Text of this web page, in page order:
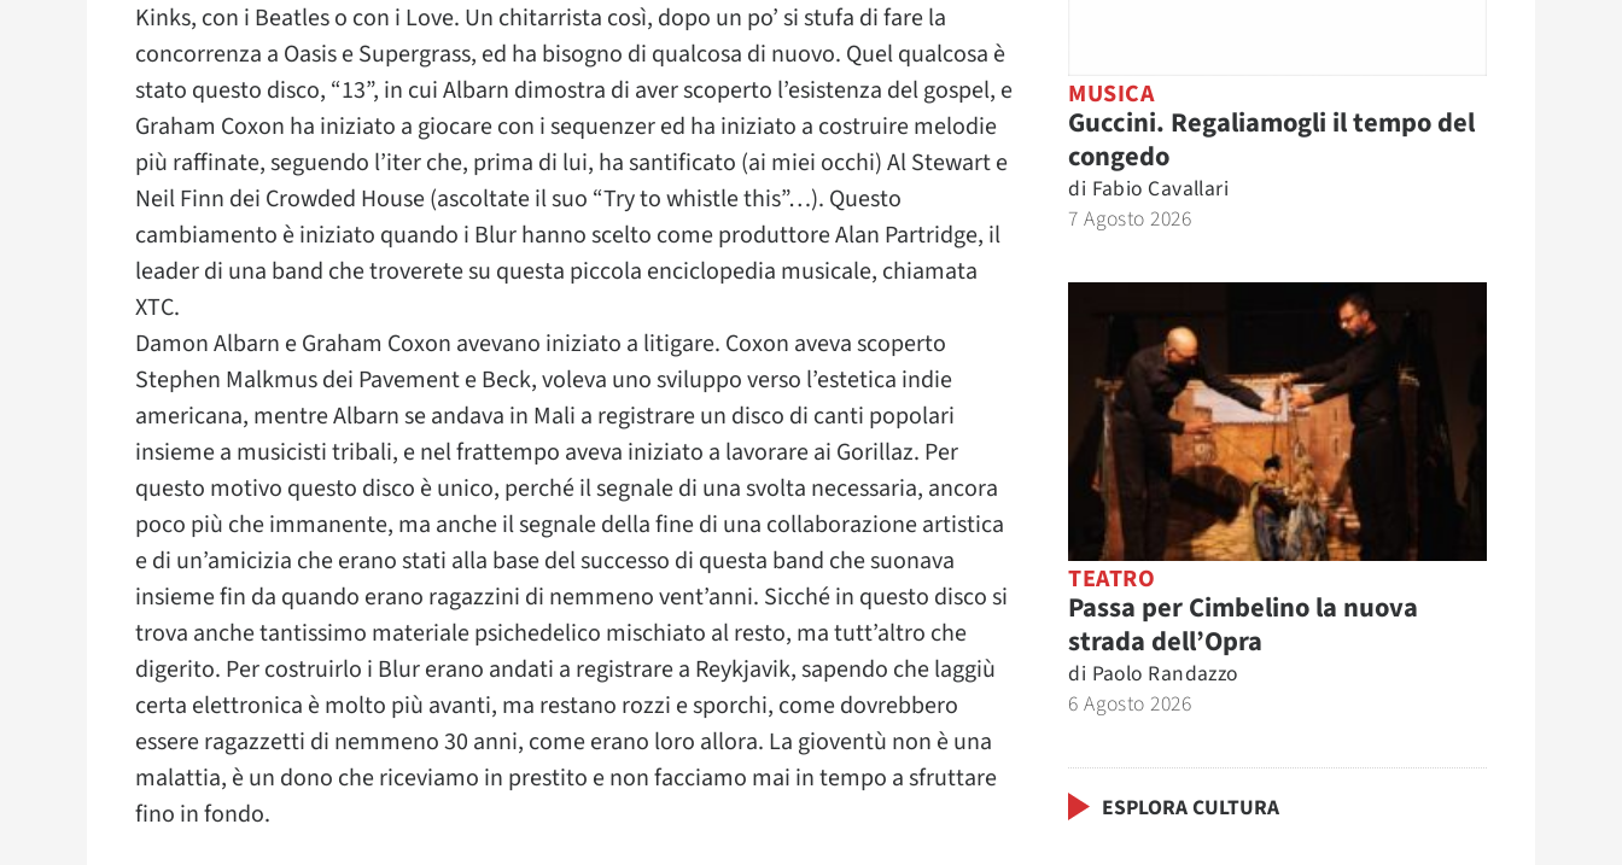
Kinks, con i Beatles o con i Love. Un chitarrista così, dopo un po’ si stufa di fare la
concorrenza a Oasis e Supergrass, ed ha bisogno di qualcosa di nuovo. Quel qualcosa è
stato questo disco, “13”, in cui Albarn dimostra di aver scoperto l’esistenza del gospel, e
Graham Coxon ha iniziato a giocare con i sequenzer ed ha iniziato a costruire melodie
più raffinate, seguendo l’iter che, prima di lui, ha santificato (ai miei occhi) Al Stewart e
Neil Finn dei Crowded House (ascoltate il suo “Try to whistle this”…). Questo
cambiamento è iniziato quando i Blur hanno scelto come produttore Alan Partridge, il
leader di una band che troverete su questa piccola enciclopedia musicale, chiamata
XTC.
Damon Albarn e Graham Coxon avevano iniziato a litigare. Coxon aveva scoperto
Stephen Malkmus dei Pavement e Beck, voleva uno sviluppo verso l’estetica indie
americana, mentre Albarn se andava in Mali a registrare un disco di canti popolari
insieme a musicisti tribali, e nel frattempo aveva iniziato a lavorare ai Gorillaz. Per
questo motivo questo disco è unico, perché il segnale di una svolta necessaria, ancora
poco più che immanente, ma anche il segnale della fine di una collaborazione artistica
e di un’amicizia che erano stati alla base del successo di questa band che suonava
insieme fin da quando erano ragazzini di nemmeno vent’anni. Sicché in questo disco si
trova anche tantissimo materiale psichedelico mischiato al resto, ma tutt’altro che
digerito. Per costruirlo i Blur erano andati a registrare a Reykjavik, sapendo che laggiù
certa elettronica è molto più avanti, ma restano rozzi e sporchi, come dovrebbero
essere ragazzetti di nemmeno 30 anni, come erano loro allora. La gioventù non è una
malattia, è un dono che riceviamo in prestito e non facciamo mai in tempo a sfruttare
fino in fondo.
MUSICA
Guccini. Regaliamogli il tempo del
congedo
di Fabio Cavallari
7 Agosto 2026
TEATRO
Passa per Cimbelino la nuova
strada dell’Opra
di Paolo Randazzo
6 Agosto 2026
ESPLORA CULTURA